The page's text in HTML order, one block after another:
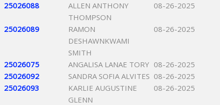
25026088
ALLEN ANTHONY
THOMPSON
08-26-2025
25026089
RAMON
DESHAWNKWAMI
SMITH
08-26-2025
25026075 ANGALISA LANAE TORY 08-26-2025
25026092
SANDRA SOFIA ALVITES 08-26-2025
25026093
KARLIE AUGUSTINE
GLENN
08-26-2025